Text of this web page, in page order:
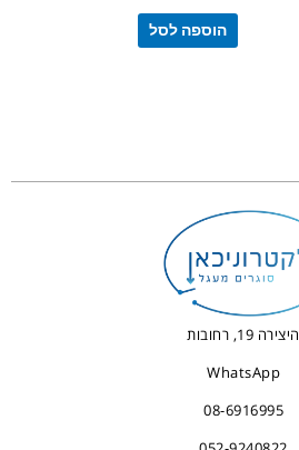
הוספה לסל
היצירה 19, רחובות
WhatsApp
08-6916995